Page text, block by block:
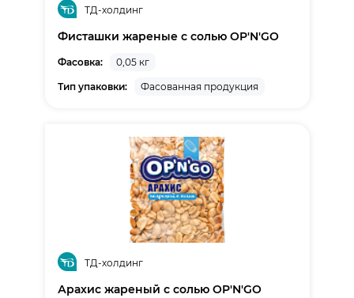
ТД-холдинг
Фисташки жареные с солью OP'N'GO
Фасовка:
0,05 кг
Тип упаковки:
Фасованная продукция
ТД-холдинг
Арахис жареный с солью OP'N'GO